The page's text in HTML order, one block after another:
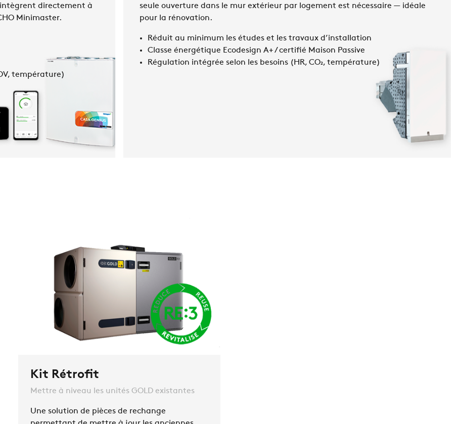
directement à
Minimaster.
température)
seule ouverture dans le mur extérieur par logement est nécessaire — idéale
pour la rénovation.
Réduit au minimum les études et les travaux d’installation
Classe énergétique Ecodesign A+ / certifié Maison Passive
Régulation intégrée selon les besoins (HR, CO₂, température)
Kit Rétrofit
Mettre à niveau les unités GOLD existantes
Une solution de pièces de rechange